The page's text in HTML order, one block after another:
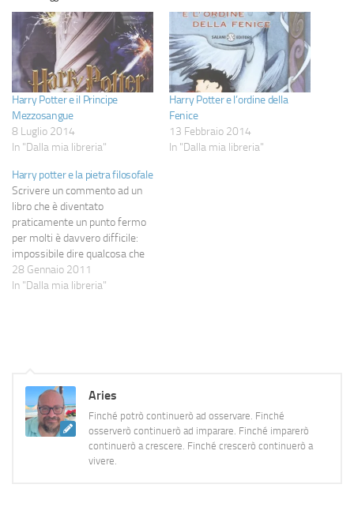
Harry Potter e il Principe
Mezzosangue
8 Luglio 2014
In "Dalla mia libreria"
Harry Potter e l’ordine della
Fenice
13 Febbraio 2014
In "Dalla mia libreria"
Harry potter e la pietra filosofale
Scrivere un commento ad un
libro che è diventato
praticamente un punto fermo
per molti è davvero difficile:
impossibile dire qualcosa che
non si sia già detto e troppo
facile cadere in commenti
28 Gennaio 2011
In "Dalla mia libreria"
Aries
Finché potrò continuerò ad osservare. Finché
osserverò continuerò ad imparare. Finché imparerò
continuerò a crescere. Finché crescerò continuerò a
vivere.